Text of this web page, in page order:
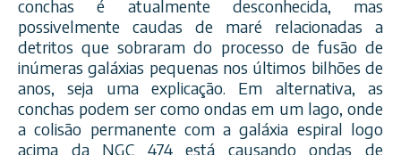
conchas é atualmente desconhecida, mas
possivelmente caudas de maré relacionadas a
detritos que sobraram do processo de fusão de
inúmerasgaláxias pequenas nos últimos bilhões de
anos, seja uma explicação. Em alternativa, as
conchas podem ser como ondas em um lago, onde
a colisão permanente com a galáxia espiral logo
acima da NGC 474 está causando ondas de